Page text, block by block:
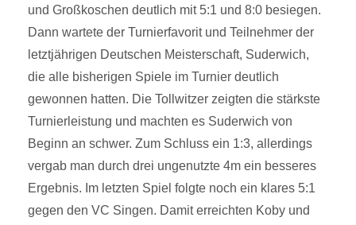
und Großkoschen deutlich mit 5:1 und 8:0 besiegen.
Dann wartete der Turnierfavorit und Teilnehmer der
letztjährigen Deutschen Meisterschaft, Suderwich,
die alle bisherigen Spiele im Turnier deutlich
gewonnen hatten. Die Tollwitzer zeigten die stärkste
Turnierleistung und machten es Suderwich von
Beginn an schwer. Zum Schluss ein 1:3, allerdings
vergab man durch drei ungenutzte 4m ein besseres
Ergebnis. Im letzten Spiel folgte noch ein klares 5:1
gegen den VC Singen. Damit erreichten Koby und